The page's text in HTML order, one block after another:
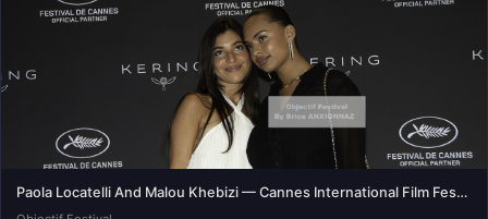
Paola Locatelli And Malou Khebizi — Cannes International Film Festival